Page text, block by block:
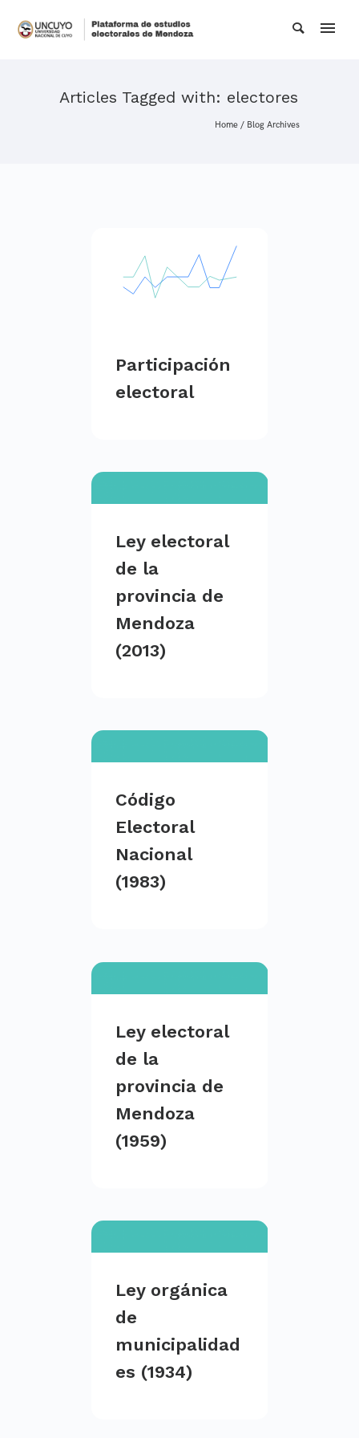
Articles Tagged with: electores
Home / Blog Archives
Participación
electoral
Ley electoral
de la
provincia de
Mendoza
(2013)
Código
Electoral
Nacional
(1983)
Ley electoral
de la
provincia de
Mendoza
(1959)
Ley orgánica
de
municipalidad
es (1934)